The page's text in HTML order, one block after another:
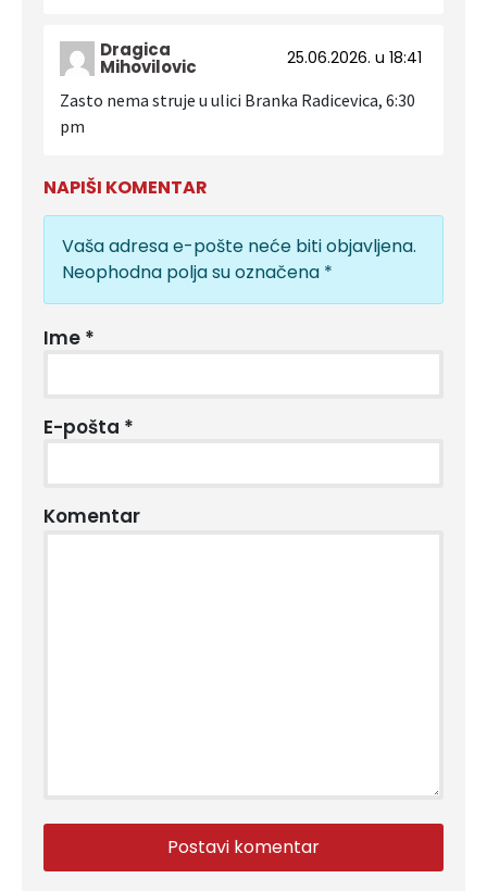
Dragica
Mihovilovic
25.06.2026. u 18:41
Zasto nema struje u ulici Branka Radicevica, 6:30
pm
NAPIŠI KOMENTAR
Vaša adresa e-pošte neće biti objavljena.
Neophodna polja su označena *
Ime *
E-pošta *
Komentar